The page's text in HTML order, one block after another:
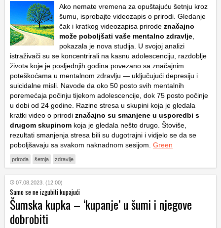
Ako nemate vremena za opuštajuću šetnju kroz
šumu, isprobajte videozapis o prirodi. Gledanje
čak i kratkog videozapisa prirode značajno
može poboljšati vaše mentalno zdravlje
pokazala je nova studija. U svojoj analizi
istraživači su se koncentrirali na kasnu adolescenciju, razdoblje
života koje je posljednjih godina povezano sa značajnim
poteškoćama u mentalnom zdravlju — uključujući depresiju i
suicidalne misli. Navode da oko 50 posto svih mentalnih
poremećaja počinju tijekom adolescencije, dok 75 posto počinje
u dobi od 24 godine. Razine stresa u skupini koja je gledala
kratki video o prirodi značajno su smanjene u usporedbi s
drugom skupinom koja je gledala nešto drugo. Štoviše,
rezultati smanjenja stresa bili su dugotrajni i vidjelo se da se
poboljšavaju sa svakom naknadnom sesijom. Green
priroda šetnja zdravlje
07.08.2023. (12:00)
Samo se ne izgubiti kupajući
Šumska kupka – ‘kupanje’ u šumi i njegove
dobrobiti